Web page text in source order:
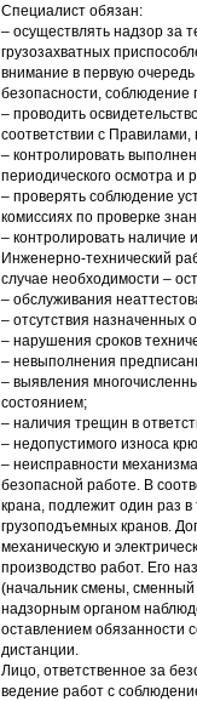
Специалист обязан:
– осуществлять надзор за
грузозахватных
внимание в первую
безопасности, соблюдение
– проводить
соответствии с Правилами,
– контролировать
периодического осмотра и
– проверять соблюдение
комиссиях по проверке
– контролировать наличие
Инженерно-технический
случае необходимости –
– обслуживания
– отсутствия назначенных
– нарушения сроков
– невыполнения
– выявления
состоянием;
– наличия трещин в
– недопустимого износа
– неисправности
безопасной работе. В
крана, подлежит один раз в
грузоподъемных кранов.
механическую и
производство работ. Его
(начальник смены, сменный
надзорным органом
оставлением обязанности
дистанции.
Лицо, ответственное за
ведение работ с